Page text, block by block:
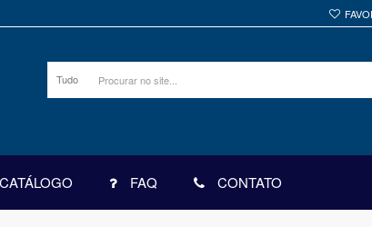
Tudo
CATÁLOGO FAQ CONTATO